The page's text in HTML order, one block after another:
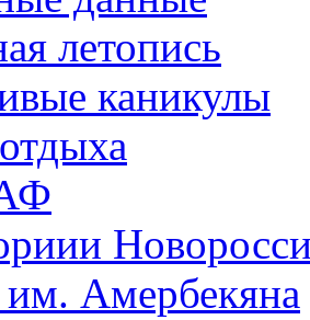
летопись
каникулы
Амербекяна